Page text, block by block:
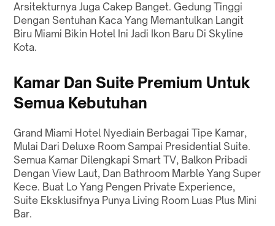
Arsitekturnya Juga Cakep Banget. Gedung Tinggi
Dengan Sentuhan Kaca Yang Memantulkan Langit
Biru Miami Bikin Hotel Ini Jadi Ikon Baru Di Skyline
Kota.
Kamar Dan Suite Premium Untuk
Semua Kebutuhan
Grand Miami Hotel Nyediain Berbagai Tipe Kamar,
Mulai Dari Deluxe Room Sampai Presidential Suite.
Semua Kamar Dilengkapi Smart TV, Balkon Pribadi
Dengan View Laut, Dan Bathroom Marble Yang Super
Kece. Buat Lo Yang Pengen Private Experience,
Suite Eksklusifnya Punya Living Room Luas Plus Mini
Bar.